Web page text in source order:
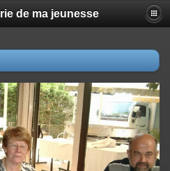
de ma jeunesse